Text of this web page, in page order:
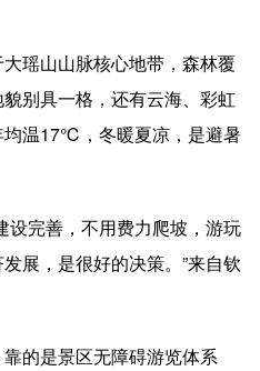
瑶山山脉核心地带，森林覆
别具一格，还有云海、彩虹
均温17℃，冬暖夏凉，是避暑
完善，不用费力爬坡，游玩
展，是很好的决策。”来自钦
的是景区无障碍游览体系